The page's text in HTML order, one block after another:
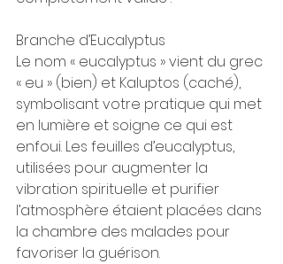
Branche d’Eucalyptus
Le nom « eucalyptus » vient du grec
« eu » (bien) et Kaluptos (caché),
symbolisant votre pratique qui met
en lumière et soigne ce qui est
enfoui. Les feuilles d’eucalyptus,
utilisées pour augmenter la
vibration spirituelle et purifier
l’atmosphère étaient placées dans
la chambre des malades pour
favoriser la guérison.